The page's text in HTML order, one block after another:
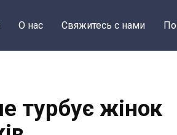
О нас Свяжитесь с нами
турбує жінок